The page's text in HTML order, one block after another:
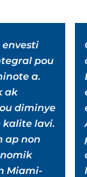
pou
a.
ak
diminye
kalite lavi.
ap non
Miami-